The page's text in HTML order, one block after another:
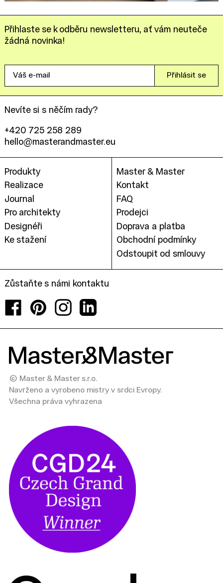
Přihlaste se k odběru newsletteru, ať vám neuteče
žádná novinka!
Váš
mail
Přihlásit se
Nevíte si s něčím rady?
+420 725 258 289
hello@masterandmaster.eu
Produkty
Realizace
Journal
Pro architekty
Designéři
Ke stažení
Master & Master
Kontakt
FAQ
Prodejci
Doprava a platba
Obchodní podmínky
Odstoupit od smlouvy
Zůstaňte s námi kontaktu
FacebookPinterestInstagram
© Master & Master s.r.o.
Navrženo a vyrobeno mistry v srdci Evropy.
Všechna práva vyhrazena